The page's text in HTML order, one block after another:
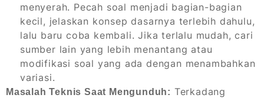
menyerah. Pecah soal menjadi bagian-bagian
kecil, jelaskan konsep dasarnya terlebih dahulu,
lalu baru coba kembali. Jika terlalu mudah, cari
sumber lain yang lebih menantang atau
modifikasi soal yang ada dengan menambahkan
variasi.
Masalah Teknis Saat Mengunduh: Terkadang